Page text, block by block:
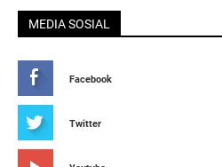
MEDIA SOSIAL
Facebook
Twitter